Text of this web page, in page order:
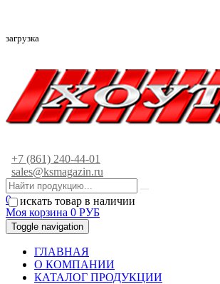
загрузка
+7 (861) 240-44-01
sales@ksmagazin.ru
искать товар в наличии
0
Моя корзина 0 РУБ
Toggle navigation
ГЛАВНАЯ
О КОМПАНИИ
КАТАЛОГ ПРОДУКЦИИ